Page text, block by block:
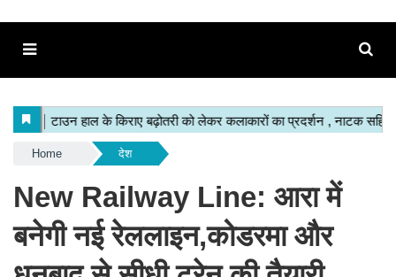
Home देश
New Railway Line: आरा में
बनेगी नई रेललाइन,कोडरमा और